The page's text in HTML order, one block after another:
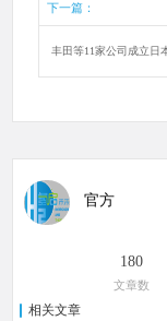
下一篇：
丰田等11家公司成立日
官方
180
文章数
相关文章